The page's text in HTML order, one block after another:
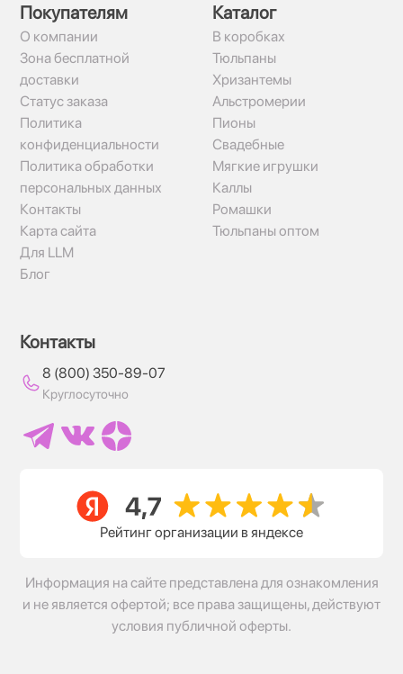
Покупателям
О компании
Зона бесплатной
доставки
Статус заказа
Политика
конфиденциальности
Политика обработки
персональных данных
Контакты
Карта сайта
Для LLM
Блог
Каталог
В коробках
Тюльпаны
Хризантемы
Альстромерии
Пионы
Свадебные
Мягкие игрушки
Каллы
Ромашки
Тюльпаны оптом
Контакты
8 (800) 350-89-07
Круглосуточно
Рейтинг организации в яндексе
Информация на сайте представлена для ознакомления
и не является офертой; все права защищены, действуют
условия публичной оферты.